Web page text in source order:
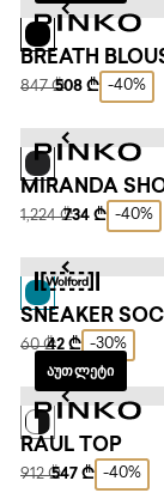
BREATH
847 ₾508 ₾ -40%
MIRANDA
1,224 ₾734 ₾ -40%
SNEAKER
60 ₾42 ₾ -30%
ᲐᲣᲗᲚᲔᲢᲘ
RAUL TOP
912 ₾547 ₾ -40%